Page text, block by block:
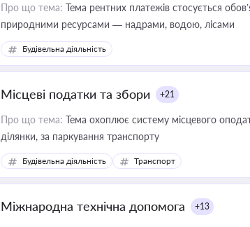
Про що тема: Тема рентних платежів стосується
природними ресурсами — надрами, водою, лісами
Будівельна діяльність
Місцеві податки та збори +21
Про що тема: Тема охоплює систему місцевого
ділянки, за паркування транспорту
Будівельна діяльність Транспорт
Міжнародна технічна допомога +13